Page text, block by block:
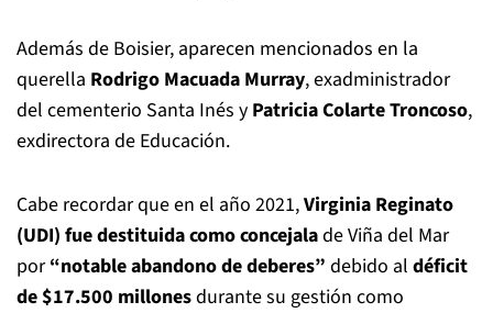
Además de Boisier, aparecen mencionados en la
querella Rodrigo Macuada Murray, exadministrador
del cementerio Santa Inés y Patricia Colarte Troncoso,
exdirectora de Educación.
Cabe recordar que en el año 2021,Virginia Reginato
(UDI) fue destituida como concejalade Viña del Mar
por“notable abandono de deberes” debido al déficit
de $17.500 millonesdurante su gestión como